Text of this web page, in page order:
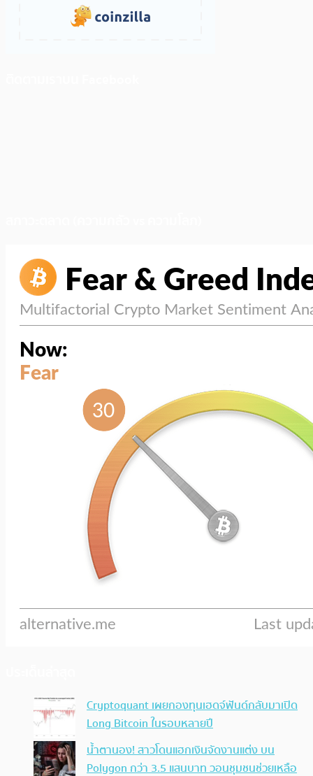
Cryptoquant เผยกองทุนเฮดจ์ฟันด์กลับมาเปิด
Long Bitcoin ในรอบหลายปี
น้ำตานอง! สาวโดนแฮกเงินจัดงานแต่ง บน
Polygon กว่า 3.5 แสนบาท วอนชุมชนช่วยเหลือ